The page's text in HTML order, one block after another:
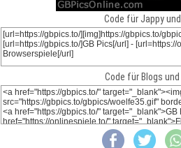
Code für Jappy und
Code für Blogs und